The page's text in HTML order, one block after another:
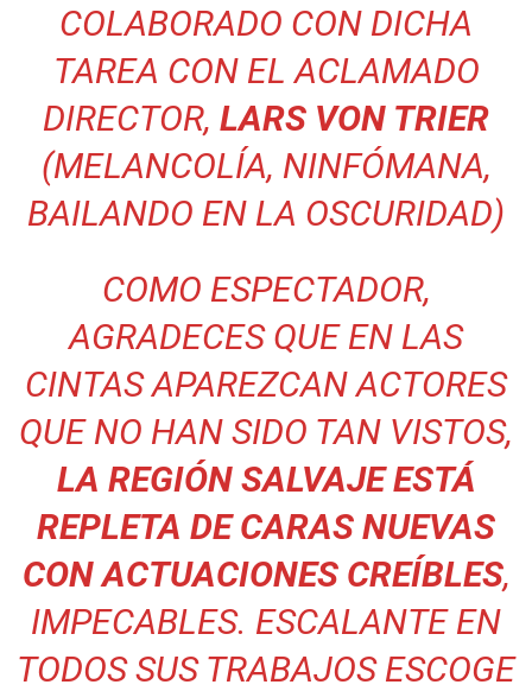
COLABORADO CON DICHA
TAREA CON EL ACLAMADO
DIRECTOR, LARS VON TRIER
(MELANCOLÍA, NINFÓMANA,
BAILANDO EN LA OSCURIDAD)
COMO ESPECTADOR,
AGRADECES QUE EN LAS
CINTAS APAREZCAN ACTORES
QUE NO HAN SIDO TAN VISTOS,
LA REGIÓN SALVAJE ESTÁ
REPLETA DE CARAS NUEVAS
CON ACTUACIONES CREÍBLES,
IMPECABLES. ESCALANTE EN
TODOS SUS TRABAJOS ESCOGE